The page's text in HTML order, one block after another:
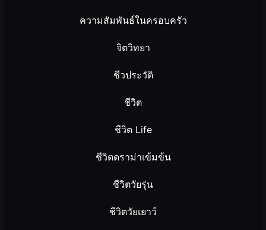
ความสัมพันธ์ในครอบครัว
จิตวิทยา
ชีวประวัติ
ชีวิต
ชีวิต Life
ชีวิตดราม่าเข้มข้น
ชีวิตวัยรุ่น
ชีวิตวัยเยาว์